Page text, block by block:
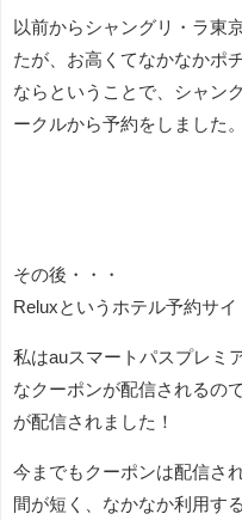
以前からシャングリ・ラ東
たが、お高くてなかなかポ
ならということで、シャン
ークルから予約をしました。
その後・・・
Reluxというホテル予約サ
私はauスマートパスプレミ
なクーポンが配信されるの
が配信されました！
今までもクーポンは配信さ
間が短く、なかなか利用す